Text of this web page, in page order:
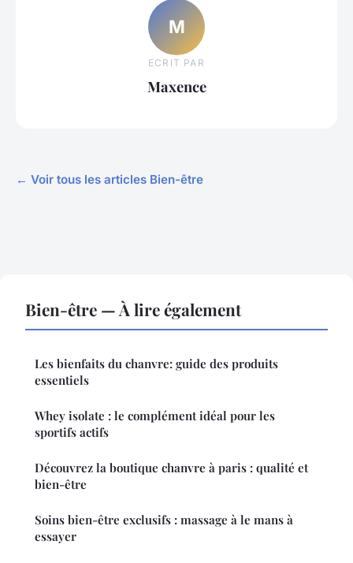
M
ECRIT PAR
Maxence
← Voir tous les articles Bien-être
Bien-être — À lire également
Les bienfaits du chanvre: guide des produits
essentiels
Whey isolate : le complément idéal pour les
sportifs actifs
Découvrez la boutique chanvre à paris : qualité et
bien-être
Soins bien-être exclusifs : massage à le mans à
essayer